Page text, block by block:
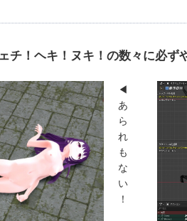
チ！ヘキ！ヌキ！の数々に必ず
◀
あ
ら
れ
も
な
い
！